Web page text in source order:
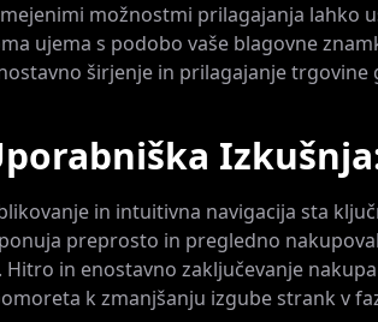
možnostmi prilagajanja lahko
ujema s podobo vaše blagovne
širjenje in prilagajanje trgovine
in intuitivna navigacija sta
preprosto in pregledno
Hitro in enostavno zaključevanje
k zmanjšanju izgube strank v